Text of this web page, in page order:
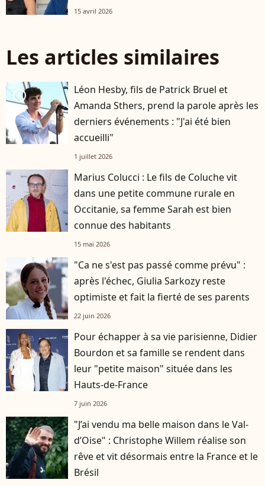
15 avril 2026
Les articles similaires
player2
Léon Hesby, fils de Patrick Bruel et
Amanda Sthers, prend la parole après les
derniers événements : "J'ai été bien
accueilli"
1 juillet 2026
Marius Colucci : Le fils de Coluche vit
dans une petite commune rurale en
Occitanie, sa femme Sarah est bien
connue des habitants
15 mai 2026
"Ca ne s'est pas passé comme prévu" :
après l'échec, Giulia Sarkozy reste
optimiste et fait la fierté de ses parents
22 juin 2026
Pour échapper à sa vie parisienne, Didier
Bourdon et sa famille se rendent dans
leur "petite maison" située dans les
Hauts-de-France
7 juin 2026
"J’ai vendu ma belle maison dans le Val-
d’Oise" : Christophe Willem réalise son
rêve et vit désormais entre la France et le
Brésil